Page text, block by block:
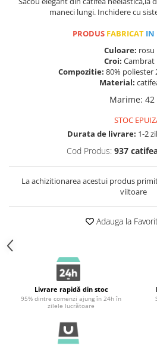
maneci lungi. Inchidere cu
PRODUS FABRICAT IN
Culoare: rosu
Croi: Cambrat
Compozitie: 80% poliester
Material:
Marime: 42
STOC
Durata de livrare: 1-2
Cod Produs: 937
La achizitionarea acestui produs
viitoare
Adauga la
Livrare rapidă din stoc
95% dintre comenzi ajung în 24h în
zilele lucrătoare